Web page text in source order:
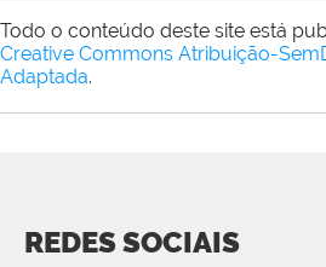
Todo o conteúdo deste site está
Creative Commons Atribuição-
Adaptada.
REDES SOCIAIS